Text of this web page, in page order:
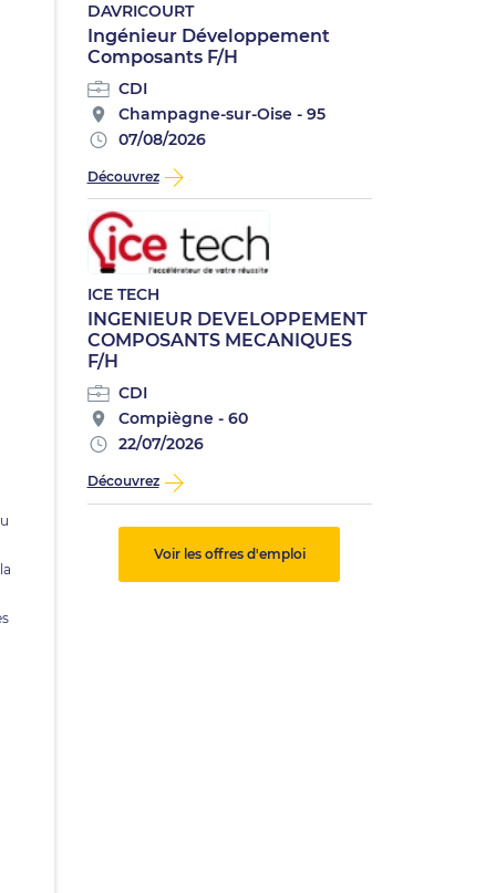
DAVRICOURT
Ingénieur Développement
Composants F/H
CDI
Champagne-sur-Oise - 95
07/08/2026
Découvrez
ICE TECH
INGENIEUR DEVELOPPEMENT
COMPOSANTS MECANIQUES
F/H
CDI
Compiègne - 60
22/07/2026
Découvrez
Voir les offres d'emploi